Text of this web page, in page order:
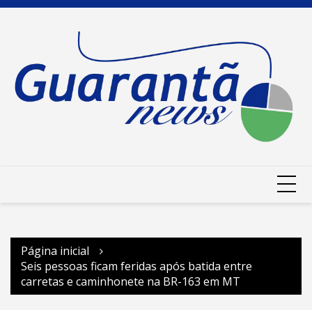
Ir
Página inicial
Seis pessoas ficam feridas após batida entre
carretas e caminhonete na BR-163 em MT